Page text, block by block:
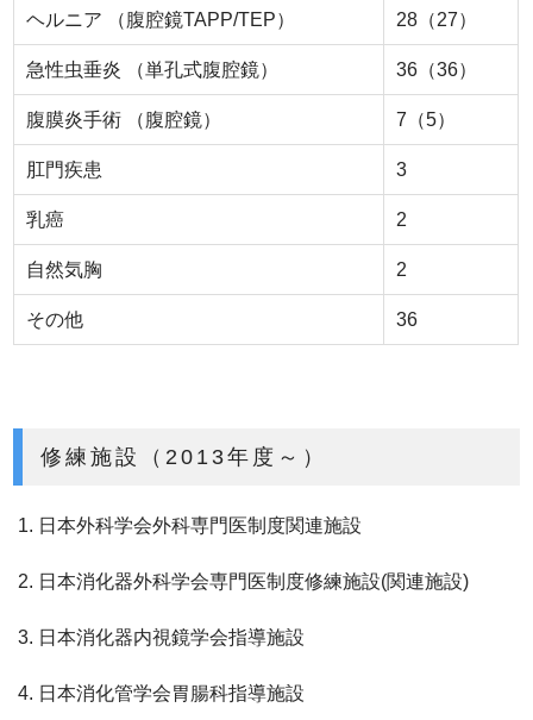
ヘルニア （腹腔鏡TAPP/TEP） 28（27）
急性虫垂炎 （単孔式腹腔鏡） 36（36）
腹膜炎手術 （腹腔鏡） 7（5）
肛門疾患 3
乳癌 2
自然気胸 2
その他 36
修練施設（2013年度～）
日本外科学会外科専門医制度関連施設
日本消化器外科学会専門医制度修練施設(関連施設)
日本消化器内視鏡学会指導施設
日本消化管学会胃腸科指導施設